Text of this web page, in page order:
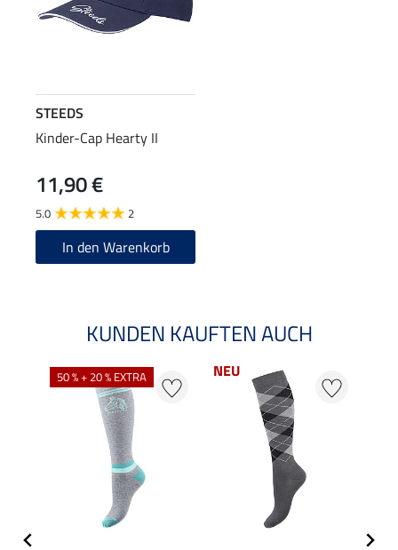
STEEDS
Kinder-Cap Hearty II
11,90 €
5.0 2
In den Warenkorb
KUNDEN KAUFTEN AUCH
50 % + 20 % EXTRA NEU